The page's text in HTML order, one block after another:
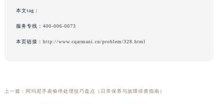
本文tag：
服务专线： 400-006-0073
本页链接： http://www.cqarmani.cn/problem/328.html
上一篇： 阿玛尼手表偷停处理技巧盘点（日常保养与故障排查指南）